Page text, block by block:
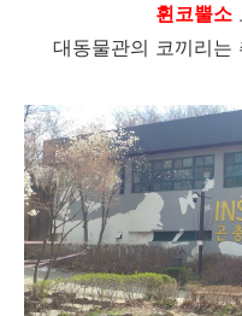
휜코뿔소
대동물관의 코끼리는